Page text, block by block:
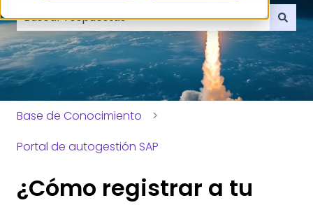
No hay sugerencias porque el campo de
Base de Conocimiento
Portal de autogestión SAP
¿Cómo registrar a tu